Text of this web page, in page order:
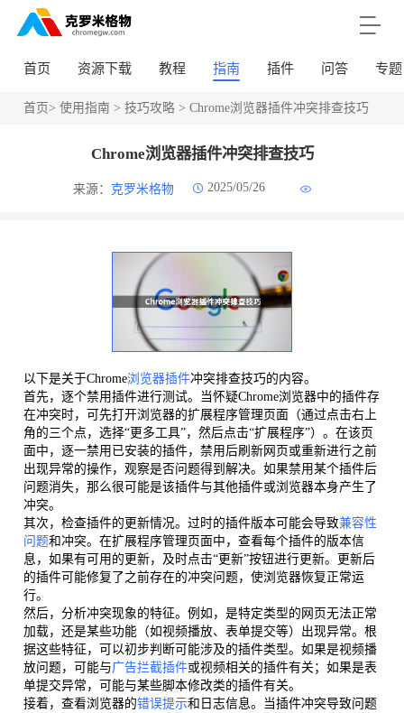
首页 资源下载 教程 指南 插件 问答 专题
首页> 使用指南 > 技巧攻略> Chrome浏览器插件冲突排查技巧
Chrome浏览器插件冲突排查技巧
来源： 克罗米格物 2025/05/26
以下是关于Chrome浏览器插件冲突排查技巧的内容。
首先，逐个禁用插件进行测试。当怀疑Chrome浏览器中的插件存
在冲突时，可先打开浏览器的扩展程序管理页面（通过点击右上
角的三个点，选择“更多工具”，然后点击“扩展程序”）。在该页
面中，逐一禁用已安装的插件，禁用后刷新网页或重新进行之前
出现异常的操作，观察是否问题得到解决。如果禁用某个插件后
问题消失，那么很可能是该插件与其他插件或浏览器本身产生了
冲突。
其次，检查插件的更新情况。过时的插件版本可能会导致兼容性
问题和冲突。在扩展程序管理页面中，查看每个插件的版本信
息，如果有可用的更新，及时点击“更新”按钮进行更新。更新后
的插件可能修复了之前存在的冲突问题，使浏览器恢复正常运
行。
然后，分析冲突现象的特征。例如，是特定类型的网页无法正常
加载，还是某些功能（如视频播放、表单提交等）出现异常。根
据这些特征，可以初步判断可能涉及的插件类型。如果是视频播
放问题，可能与广告拦截插件或视频相关的插件有关；如果是表
单提交异常，可能与某些脚本修改类的插件有关。
接着，查看浏览器的错误提示和日志信息。当插件冲突导致问题